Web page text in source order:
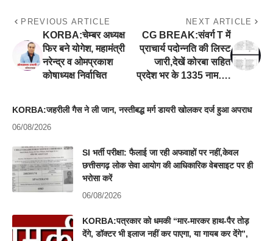
PREVIOUS ARTICLE
KORBA:चेम्बर अध्यक्ष
फिर बने योगेश, महामंत्री
नरेन्द्र व ओमप्रकाश
कोषाध्यक्ष निर्वाचित
NEXT ARTICLE
CG BREAK:संवर्ग T में
प्राचार्य पदोन्नति की लिस्ट
जारी,देखें कोरबा सहित
प्रदेश भर के 1335 नाम….
KORBA:जहरीली गैस ने ली जान, नस्तीबद्ध मर्ग डायरी खोलकर दर्ज हुआ अपराध
06/08/2026
SI भर्ती परीक्षा: फैलाई जा रही अफवाहों पर नहीं,केवल
छत्तीसगढ़ लोक सेवा आयोग की आधिकारिक वेबसाइट पर ही
भरोसा करें
06/08/2026
KORBA:पत्रकार को धमकी “मार-मारकर हाथ-पैर तोड़
देंगे, डॉक्टर भी इलाज नहीं कर पाएगा, या गायब कर देंगे”,